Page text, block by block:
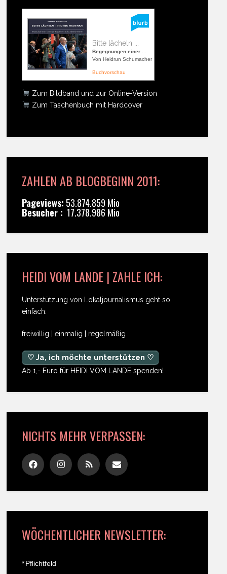
Bitte lächeln ...
Begegnungen einer ...
Von Heidrun Schumacher
Buchvorschau
Zum Bildband und zur Online-Version
Zum Taschenbuch mit Hardcover
ZAHLEN AB BLOGBEGINN 2011:
Pageviews: 53.874.859 Mio
Besucher : 17.378.986 Mio
HEIDI VOM LANDE | ZAHLE ICH:
Unterstützung von Lokaljournalismus geht so
einfach:
freiwillig | einmalig | regelmäßig
♡ Ja, ich möchte unterstützen ♡
Ab 1,- Euro für HEIDI VOM LANDE spenden!
NICHTS MEHR VERPASSEN:
WÖCHENTLICHER NEWSLETTER:
*Pflichtfeld